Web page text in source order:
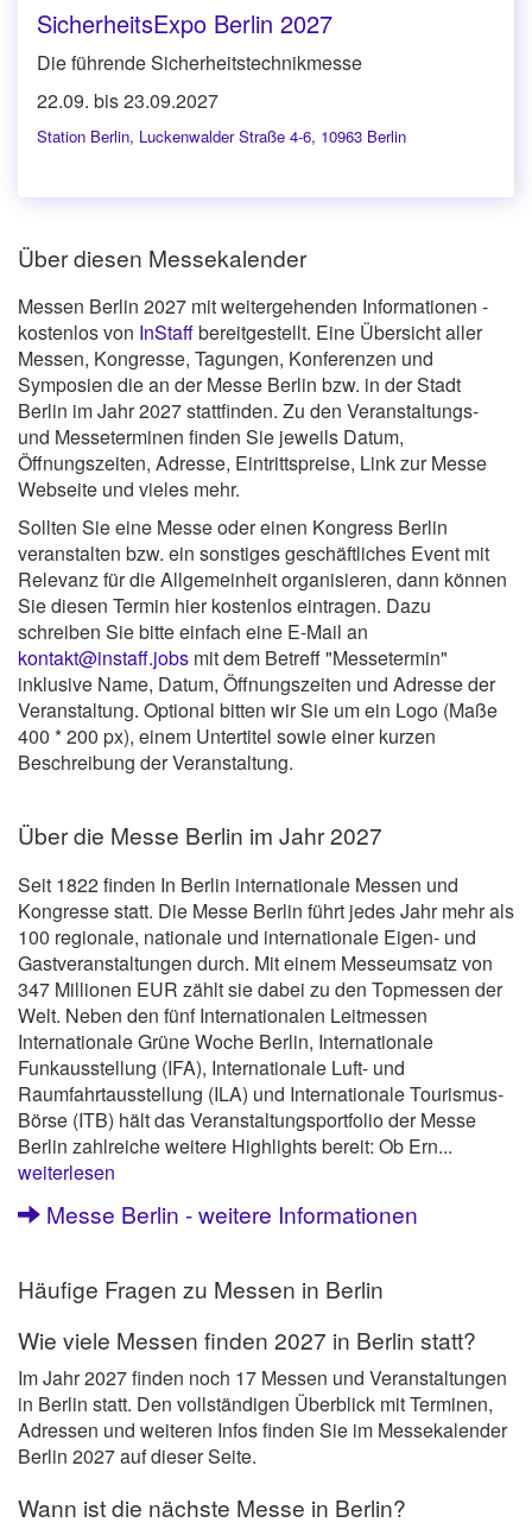
SicherheitsExpo Berlin 2027
Die führende Sicherheitstechnikmesse
22.09. bis 23.09.2027
Station Berlin, Luckenwalder Straße 4-6, 10963 Berlin
Über diesen Messekalender
Messen Berlin 2027 mit weitergehenden Informationen -
kostenlos von InStaffbereitgestellt. Eine Übersicht aller
Messen, Kongresse, Tagungen, Konferenzen und
Symposien die an der Messe Berlin bzw. in der Stadt
Berlin im Jahr 2027 stattfinden. Zu den Veranstaltungs-
und Messeterminen finden Sie jeweils Datum,
Öffnungszeiten, Adresse, Eintrittspreise, Link zur Messe
Webseite und vieles mehr.
Sollten Sie eine Messe oder einen Kongress Berlin
veranstalten bzw. ein sonstiges geschäftliches Event mit
Relevanz für die Allgemeinheit organisieren, dann können
Sie diesen Termin hier kostenlos eintragen. Dazu
schreiben Sie bitte einfach eine E-Mail an
kontakt@instaff.jobs mit dem Betreff "Messetermin"
inklusive Name, Datum, Öffnungszeiten und Adresse der
Veranstaltung. Optional bitten wir Sie um ein Logo (Maße
400 * 200 px), einem Untertitel sowie einer kurzen
Beschreibung der Veranstaltung.
Über die Messe Berlin im Jahr 2027
Seit 1822 finden In Berlin internationale Messen und
Kongresse statt. Die Messe Berlin führt jedes Jahr mehr als
100 regionale, nationale und internationale Eigen- und
Gastveranstaltungen durch. Mit einem Messeumsatz von
347 Millionen EUR zählt sie dabei zu den Topmessen der
Welt. Neben den fünf Internationalen Leitmessen
Internationale Grüne Woche Berlin, Internationale
Funkausstellung (IFA), Internationale Luft- und
Raumfahrtausstellung (ILA) und Internationale Tourismus-
Börse (ITB) hält das Veranstaltungsportfolio der Messe
Berlin zahlreiche weitere Highlights bereit: Ob Ern...
weiterlesen
Messe Berlin - weitere Informationen
Häufige Fragen zu Messen in Berlin
Wie viele Messen finden 2027 in Berlin statt?
Im Jahr 2027 finden noch 17 Messen und Veranstaltungen
in Berlin statt. Den vollständigen Überblick mit Terminen,
Adressen und weiteren Infos finden Sie im Messekalender
Berlin 2027 auf dieser Seite.
Wann ist die nächste Messe in Berlin?